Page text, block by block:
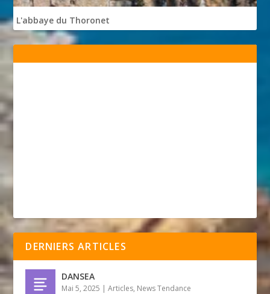
L'abbaye du Thoronet
DERNIERS ARTICLES
DANSEA
Mai 5, 2025 |Articles, News Tendance